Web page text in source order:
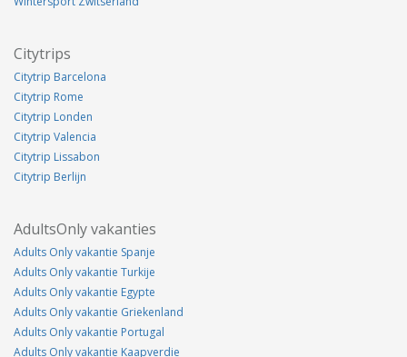
Citytrips
Citytrip Barcelona
Citytrip Rome
Citytrip Londen
Citytrip Valencia
Citytrip Lissabon
Citytrip Berlijn
AdultsOnly vakanties
Adults Only vakantie Spanje
Adults Only vakantie Turkije
Adults Only vakantie Egypte
Adults Only vakantie Griekenland
Adults Only vakantie Portugal
Adults Only vakantie Kaapverdie